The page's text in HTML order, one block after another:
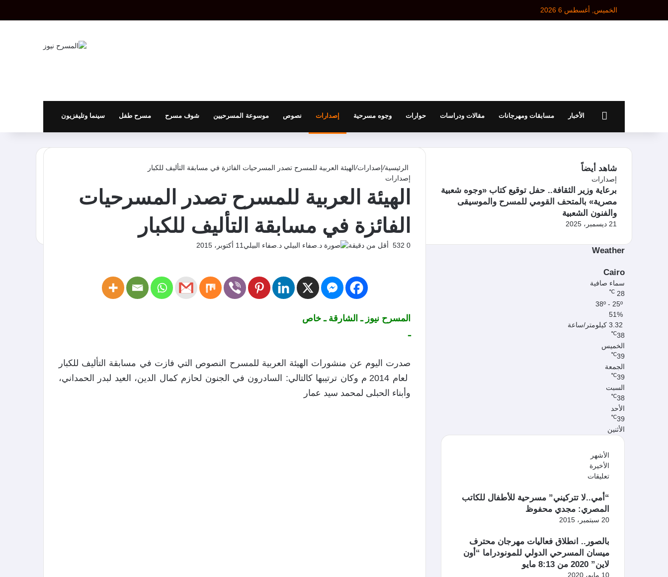
الخميس, أغسطس 6 2026
الرئيسيةالأخبار مسابقات ومهرجانات مقالات ودراسات حوارات وجوه مسرحية إصدارات نصوص موسوعة المسرحيين شوف مسرح مسرح طفل سينما وتليفزيون
الرئيسية/إصدارات/الهيئة العربية للمسرح تصدر المسرحيات الفائزة في مسابقة التأليف للكبار
إصدارات
الهيئة العربية للمسرح تصدر المسرحيات
الفائزة في مسابقة التأليف للكبار
د.صفاء البيلي 11 أكتوبر، 2015 0 أقل من دقيقة
المسرح نيوز ـ الشارقة ـ خاص
ـ
صدرت اليوم عن منشورات الهيئة العربية للمسرح النصوص التي فازت في مسابقة التأليف للكبار
لعام 2014 م وكان ترتيبها كالتالي: السادرون في الجنون لحازم كمال الدين، العيد لبدر الحمداني،
وأبناء الحبلى لمحمد سيد عمار
شاهد أيضاً
إ
غ
ل
ق
إصدارات
برعاية وزير الثقافة.. حفل توقيع كتاب «وجوه شعبية
مصرية» بالمتحف القومي للمسرح والموسيقى
والفنون الشعبية
21 ديسمبر، 2025
Weather
Cairo
سماء صافية
28
℃
38º - 25º
51%
3.32 كيلومتر/ساعة
38
℃
الخميس
39
℃
الجمعة
39
℃
السبت
38
℃
الأحد
39
℃
الأثنين
الأشهر
الأخيرة
تعليقات
“أمي..لا تتركيني” مسرحية للأطفال للكاتب
المصري: مجدي محفوظ
20 سبتمبر، 2015
بالصور.. انطلاق فعاليات مهرجان محترف
ميسان المسرحي الدولي للمونودراما “أون
لاين” 2020 من 8:13 مايو
10 مايو، 2020